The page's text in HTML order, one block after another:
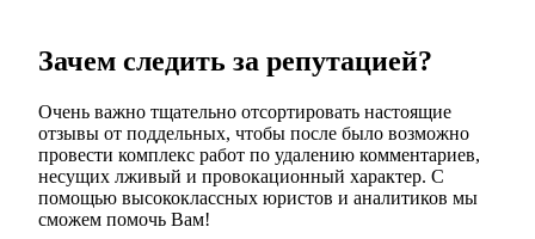
Зачем следить за репутацией?
Очень важно тщательно отсортировать настоящие
отзывы от поддельных, чтобы после было возможно
провести комплекс работ по удалению комментариев,
несущих лживый и провокационный характер. С
помощью высококлассных юристов и аналитиков мы
сможем помочь Вам!